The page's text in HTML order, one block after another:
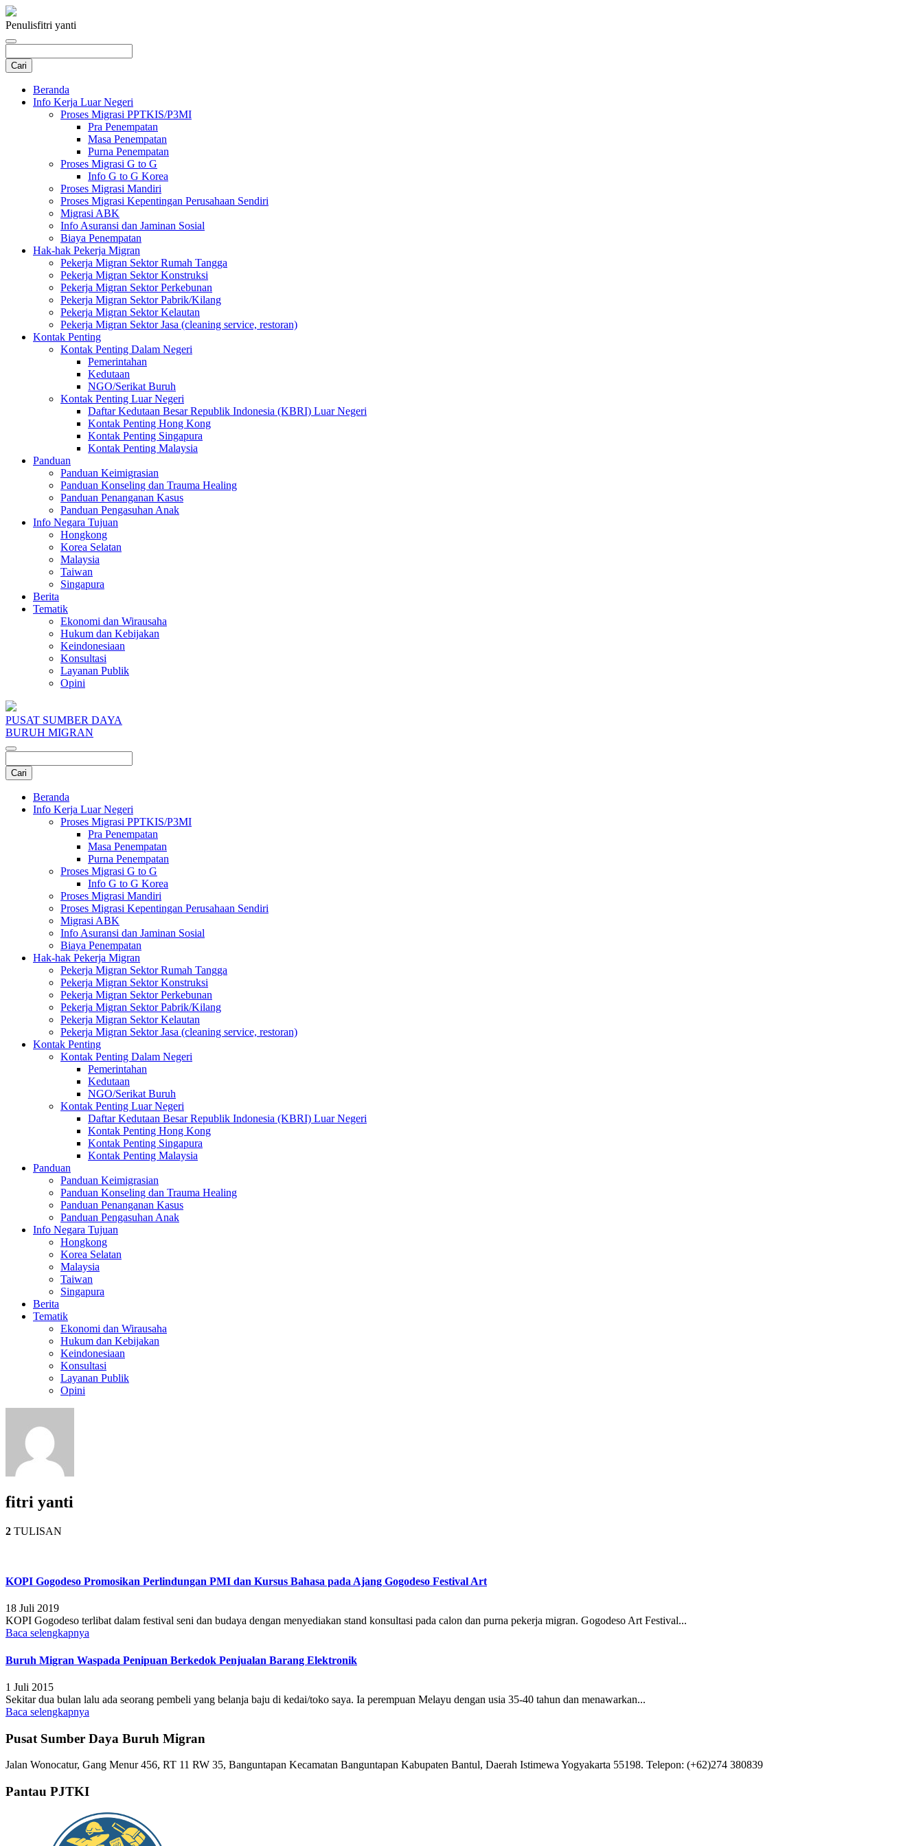
Penulisfitri yanti
Beranda
Info Kerja Luar Negeri
Proses Migrasi PPTKIS/P3MI
Pra Penempatan
Masa Penempatan
Purna Penempatan
Proses Migrasi G to G
Info G to G Korea
Proses Migrasi Mandiri
Proses Migrasi Kepentingan Perusahaan Sendiri
Migrasi ABK
Info Asuransi dan Jaminan Sosial
Biaya Penempatan
Hak-hak Pekerja Migran
Pekerja Migran Sektor Rumah Tangga
Pekerja Migran Sektor Konstruksi
Pekerja Migran Sektor Perkebunan
Pekerja Migran Sektor Pabrik/Kilang
Pekerja Migran Sektor Kelautan
Pekerja Migran Sektor Jasa (cleaning service, restoran)
Kontak Penting
Kontak Penting Dalam Negeri
Pemerintahan
Kedutaan
NGO/Serikat Buruh
Kontak Penting Luar Negeri
Daftar Kedutaan Besar Republik Indonesia (KBRI) Luar Negeri
Kontak Penting Hong Kong
Kontak Penting Singapura
Kontak Penting Malaysia
Panduan
Panduan Keimigrasian
Panduan Konseling dan Trauma Healing
Panduan Penanganan Kasus
Panduan Pengasuhan Anak
Info Negara Tujuan
Hongkong
Korea Selatan
Malaysia
Taiwan
Singapura
Berita
Tematik
Ekonomi dan Wirausaha
Hukum dan Kebijakan
Keindonesiaan
Konsultasi
Layanan Publik
Opini
PUSAT SUMBER DAYA
BURUH MIGRAN
Beranda
Info Kerja Luar Negeri
Proses Migrasi PPTKIS/P3MI
Pra Penempatan
Masa Penempatan
Purna Penempatan
Proses Migrasi G to G
Info G to G Korea
Proses Migrasi Mandiri
Proses Migrasi Kepentingan Perusahaan Sendiri
Migrasi ABK
Info Asuransi dan Jaminan Sosial
Biaya Penempatan
Hak-hak Pekerja Migran
Pekerja Migran Sektor Rumah Tangga
Pekerja Migran Sektor Konstruksi
Pekerja Migran Sektor Perkebunan
Pekerja Migran Sektor Pabrik/Kilang
Pekerja Migran Sektor Kelautan
Pekerja Migran Sektor Jasa (cleaning service, restoran)
Kontak Penting
Kontak Penting Dalam Negeri
Pemerintahan
Kedutaan
NGO/Serikat Buruh
Kontak Penting Luar Negeri
Daftar Kedutaan Besar Republik Indonesia (KBRI) Luar Negeri
Kontak Penting Hong Kong
Kontak Penting Singapura
Kontak Penting Malaysia
Panduan
Panduan Keimigrasian
Panduan Konseling dan Trauma Healing
Panduan Penanganan Kasus
Panduan Pengasuhan Anak
Info Negara Tujuan
Hongkong
Korea Selatan
Malaysia
Taiwan
Singapura
Berita
Tematik
Ekonomi dan Wirausaha
Hukum dan Kebijakan
Keindonesiaan
Konsultasi
Layanan Publik
Opini
fitri yanti
2 TULISAN
KOPI Gogodeso Promosikan Perlindungan PMI dan Kursus Bahasa pada Ajang Gogodeso Festival Art
18 Juli 2019
KOPI Gogodeso terlibat dalam festival seni dan budaya dengan menyediakan stand konsultasi pada calon dan purna pekerja migran. Gogodeso Art Festival...
Baca selengkapnya
Buruh Migran Waspada Penipuan Berkedok Penjualan Barang Elektronik
1 Juli 2015
Sekitar dua bulan lalu ada seorang pembeli yang belanja baju di kedai/toko saya. Ia perempuan Melayu dengan usia 35-40 tahun dan menawarkan...
Baca selengkapnya
Pusat Sumber Daya Buruh Migran
Jalan Wonocatur, Gang Menur 456, RT 11 RW 35, Banguntapan Kecamatan Banguntapan Kabupaten Bantul, Daerah Istimewa Yogyakarta 55198. Telepon: (+62)274 380839
Pantau PJTKI